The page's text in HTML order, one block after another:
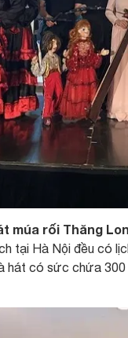
múa rối Thăng
tại Hà Nội đều có
hát có sức chứa